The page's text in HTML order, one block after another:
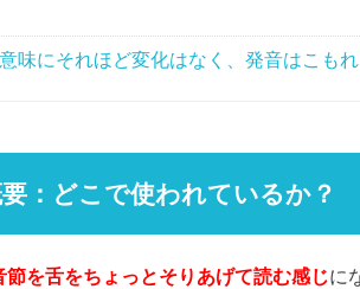
味にそれほど変化はなく、発音はこもれ
：どこで使われているか？
節を舌をちょっとそりあげて読む感じに